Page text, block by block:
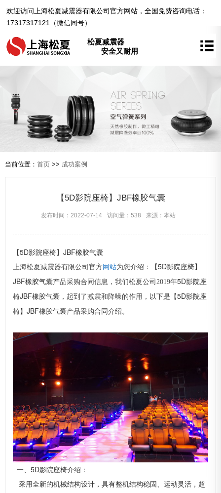
欢迎访问上海松夏减震器有限公司官方网站，全国免费咨询电话：
17317317121（微信同号）
松夏减震器
安全又耐用
当前位置： 首页 >> 成功案例
【5D影院座椅】JBF橡胶气囊
发布时间：2022-07-14 访问量：538 来源：本站
【5D影院座椅】JBF橡胶气囊
上海松夏减震器有限公司官方网站为您介绍：
【5D影院座椅】
JBF橡胶气囊产品采购合同信息，我们松夏公司2019年5D影院座
椅JBF橡胶气囊 ，起到了减震和降噪的作用，以下是 【5D影院座
椅】JBF橡胶气囊产品采购合同介绍。
一、5D影院座椅介绍：
采用全新的机械结构设计，具有整机结构稳固、运动灵活，超